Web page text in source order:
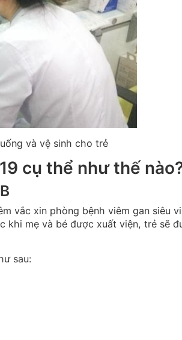
và vệ sinh cho trẻ
cụ thể như thế
vắc xin phòng bệnh viêm gan siêu vi
khi mẹ và bé được xuất viện, trẻ sẽ
sau: